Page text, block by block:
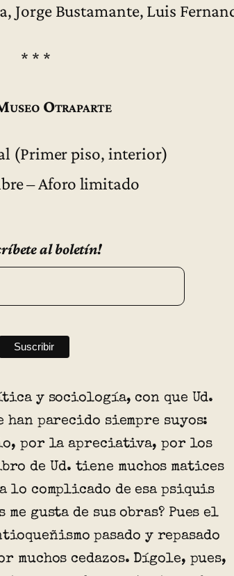
Jorge Bustamante, Luis
* * *
Otraparte
(Primer piso, interior)
– Aforo limitado
al boletín!
y sociología, con que Ud.
han parecido siempre suyos:
por la apreciativa, por los
de Ud. tiene muchos matices
lo complicado de esa psiquis
me gusta de sus obras? Pues el
pasado y repasado
muchos cedazos. Dígole, pues,